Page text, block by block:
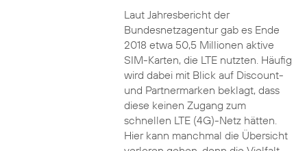
Laut Jahresbericht der
Bundesnetzagentur gab es Ende
2018 etwa 50,5 Millionen aktive
SIM-Karten, die LTE nutzten. Häufig
wird dabei mit Blick auf Discount-
und Partnermarken beklagt, dass
diese keinen Zugang zum
schnellen LTE (4G)-Netz hätten.
Hier kann manchmal die Übersicht